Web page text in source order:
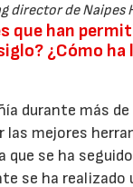
director de Naipes
que han
¿Cómo
durante más de
mejores
se ha
se ha